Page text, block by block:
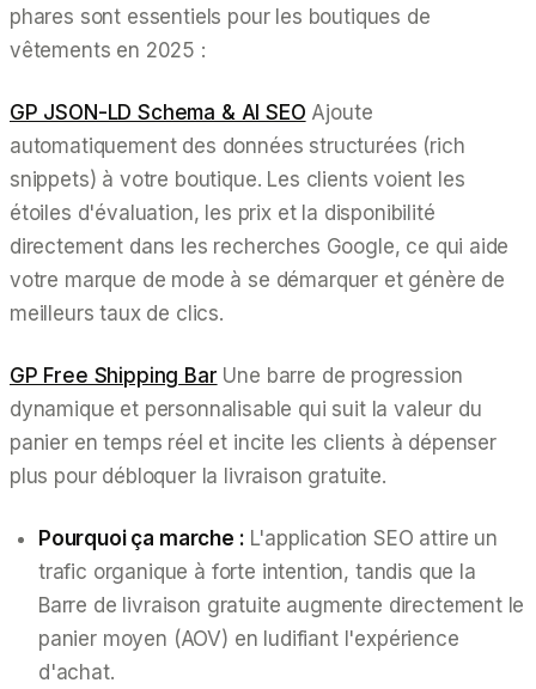
phares sont essentiels pour les boutiques de
vêtements en 2025 :
GP JSON-LD Schema & AI SEO Ajoute
automatiquement des données structurées (rich
snippets) à votre boutique. Les clients voient les
étoiles d'évaluation, les prix et la disponibilité
directement dans les recherches Google, ce qui aide
votre marque de mode à se démarquer et génère de
meilleurs taux de clics.
GP Free Shipping Bar Une barre de progression
dynamique et personnalisable qui suit la valeur du
panier en temps réel et incite les clients à dépenser
plus pour débloquer la livraison gratuite.
Pourquoi ça marche : L'application SEO attire un
trafic organique à forte intention, tandis que la
Barre de livraison gratuite augmente directement le
panier moyen (AOV) en ludifiant l'expérience
d'achat.